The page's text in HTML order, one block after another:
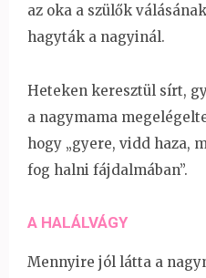
az oka a szülők
hagyták a nagyinál.
Heteken keresztül sírt,
a nagymama
hogy „gyere, vidd haza,
fog halni fájdalmában”.
A HALÁLVÁGY
Mennyire jól látta a